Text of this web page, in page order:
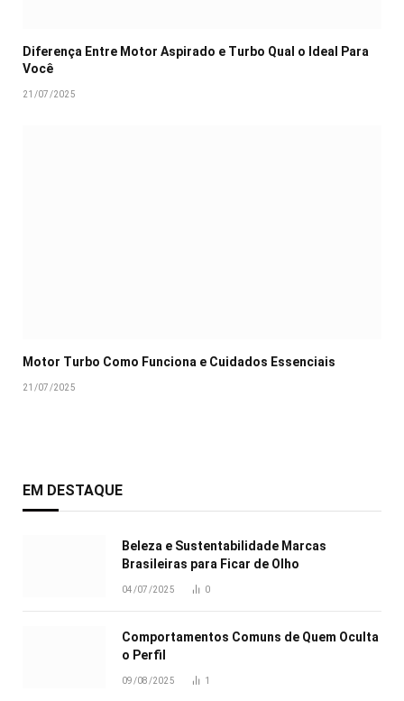
Diferença Entre Motor Aspirado e Turbo Qual o Ideal Para
Você
21/07/2025
Motor Turbo Como Funciona e Cuidados Essenciais
21/07/2025
EM DESTAQUE
Beleza e Sustentabilidade Marcas
Brasileiras para Ficar de Olho
04/07/2025 0
Comportamentos Comuns de Quem Oculta
o Perfil
09/08/2025 1